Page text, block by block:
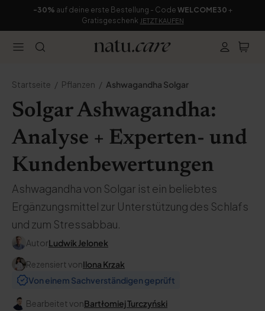
-30% auf deine erste Bestellung - Code WELCOME30 +
Gratisgeschenk JETZT KAUFEN
Startseite Pflanzen Ashwagandha Solgar
Solgar Ashwagandha:
Analyse + Experten- und
Kundenbewertungen
Ashwagandha von Solgar ist ein beliebtes
Ergänzungsmittel zur Unterstützung des Schlafs
und zum Stressabbau.
AutorLudwik Jelonek
Rezensiert vonIlona Krzak
Von einem Sachverständigen geprüft
Bearbeitet vonBartłomiej Turczyński